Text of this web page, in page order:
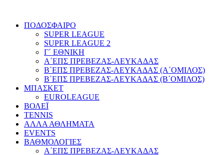
ΠΟΔΟΣΦΑΙΡΟ
SUPER LEAGUE
SUPER LEAGUE 2
Γ΄ ΕΘΝΙΚΗ
Α΄ΕΠΣ ΠΡΕΒΕΖΑΣ-ΛΕΥΚΑΔΑΣ
Β΄ΕΠΣ ΠΡΕΒΕΖΑΣ-ΛΕΥΚΑΔΑΣ (Α΄ΟΜΙΛΟΣ)
Β΄ΕΠΣ ΠΡΕΒΕΖΑΣ-ΛΕΥΚΑΔΑΣ (Β΄ΟΜΙΛΟΣ)
ΜΠΑΣΚΕΤ
EUROLEAGUE
ΒΟΛΕΪ
TENNIS
ΑΛΛΑ ΑΘΛΗΜΑΤΑ
EVENTS
ΒΑΘΜΟΛΟΓΙΕΣ
Α΄ΕΠΣ ΠΡΕΒΕΖΑΣ-ΛΕΥΚΑΔΑΣ